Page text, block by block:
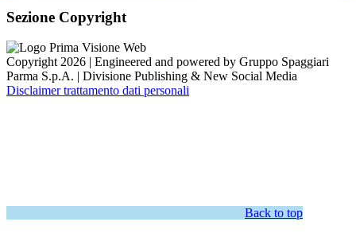
Sezione Copyright
Copyright 2026 | Engineered and powered by Gruppo Spaggiari
Parma S.p.A. | Divisione Publishing & New Social Media
Disclaimer trattamento dati personali
Back to top